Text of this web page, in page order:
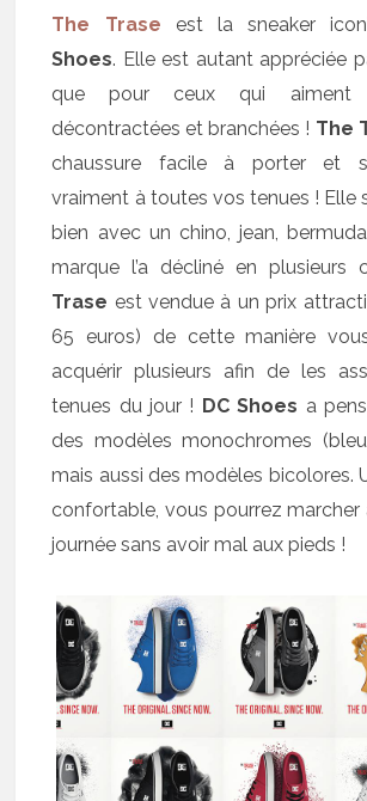
The Trase est la sneaker
Shoes. Elle est autant appréciée
que pour ceux qui aiment
décontractées et branchées ! The
chaussure facile à porter et
vraiment à toutes vos tenues ! Elle
bien avec un chino, jean,
marque l’a décliné en plusieurs
Trase est vendue à un prix
65 euros) de cette manière
acquérir plusieurs afin de les
tenues du jour ! DC Shoes a
des modèles monochromes
mais aussi des modèles bicolores.
confortable, vous pourrez
journée sans avoir mal aux pieds !